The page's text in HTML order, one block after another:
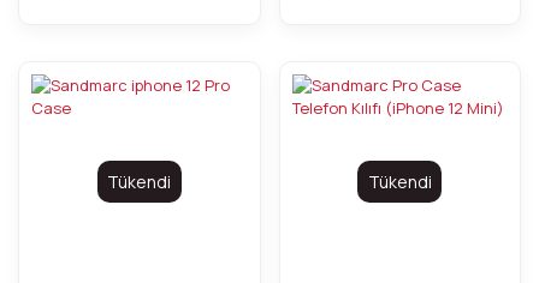
Tükendi Tükendi